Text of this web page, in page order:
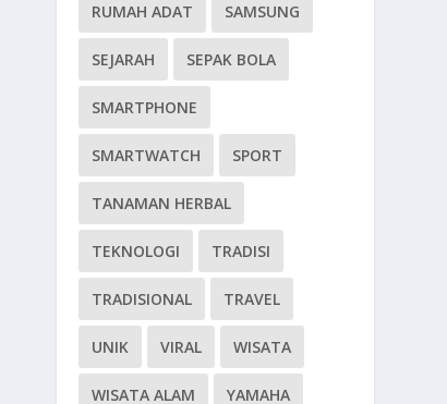
RUMAH ADAT SAMSUNG
SEJARAH SEPAK BOLA
SMARTPHONE
SMARTWATCH SPORT
TANAMAN HERBAL
TEKNOLOGI TRADISI
TRADISIONAL TRAVEL
UNIK VIRAL WISATA
WISATA ALAM YAMAHA